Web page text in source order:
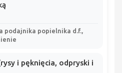
podajnika popielnika d.f.,
i pęknięcia, odpryski i